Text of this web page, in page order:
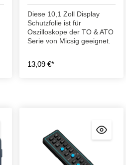
Diese 10,1 Zoll Display
Schutzfolie ist für
Oszilloskope der TO & ATO
Serie von Micsig geeignet.
13,09 €*